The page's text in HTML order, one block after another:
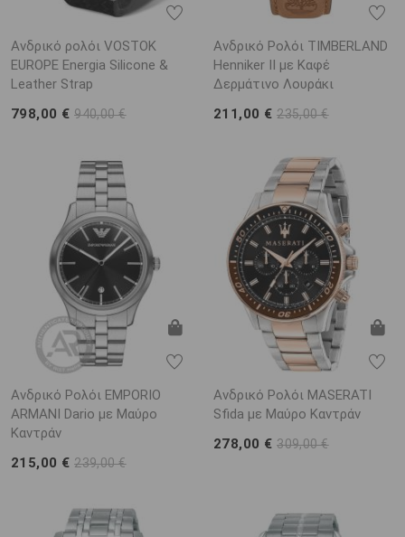
Ανδρικό ρολόι VOSTOK
EUROPE Energia Silicone &
Leather Strap
798,00 €940,00 €
Ανδρικό Ρολόι TIMBERLAND
Henniker II με Καφέ
Δερμάτινο Λουράκι
211,00 €235,00 €
Ανδρικό Ρολόι EMPORIO
ARΜΑΝΙ Dario με Μαύρο
Καντράν
215,00 €239,00 €
Ανδρικό Ρολόι MASERATI
Sfida με Μαύρο Καντράν
278,00 €309,00 €